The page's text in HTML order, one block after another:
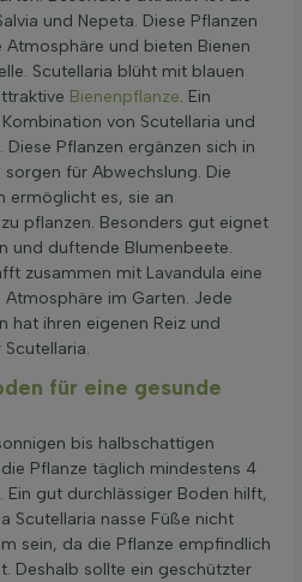
und Nepeta. Diese Pflanzen
und bieten Bienen
Scutellaria blüht mit blauen
Bienenpflanze. Ein
von Scutellaria und
Pflanzen ergänzen sich in
für Abwechslung. Die
ermöglicht es, sie an
pflanzen. Besonders gut eignet
und duftende Blumenbeete.
zusammen mit Lavandula eine
im Garten. Jede
hat ihren eigenen Reiz und
für eine gesunde
bis halbschattigen
Pflanze täglich mindestens 4
Ein gut durchlässiger Boden hilft,
Scutellaria nasse Füße nicht
sein, da die Pflanze empfindlich
Deshalb sollte ein geschützter